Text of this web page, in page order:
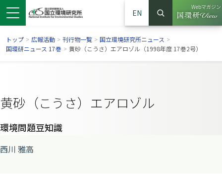
EN
サイト内検索
検索
Webマガジン
（別ウイ
トップ > 広報活動 > 刊行物一覧 > 国立環境研究所ニュース >
国環研ニュース 17巻 > 黄砂（こうさ）エアロゾル（1998年度 17巻2号）
黄砂（こうさ）エアロゾル
環境問題豆知識
西川 雅高